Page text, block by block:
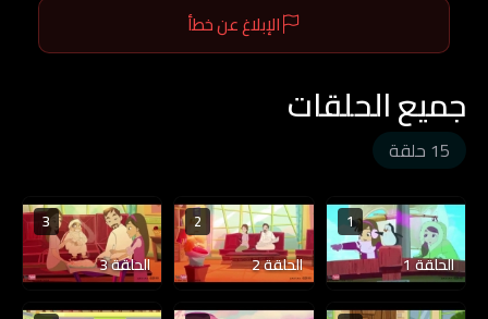
الإبلاغ عن خطأ
جميع الحلقات
15 حلقة
1
الحلقة 1
2
الحلقة 2
3
الحلقة 3